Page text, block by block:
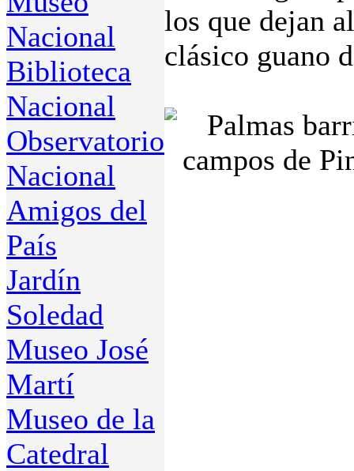
Nacional
Biblioteca
Nacional
Observatorio
Nacional
Amigos del
País
Jardín
Soledad
Museo José
Martí
Museo de la
Catedral
los que dejan
clásico guano